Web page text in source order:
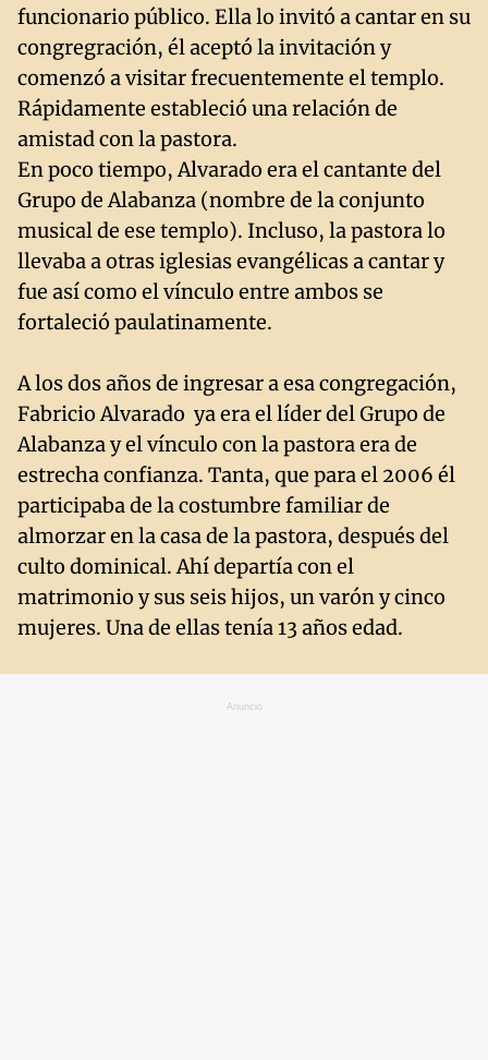
funcionario público. Ella lo invitó a cantar en su
congregración, él aceptó la invitación y
comenzó a visitar frecuentemente el templo.
Rápidamente estableció una relación de
amistad con la pastora.
En poco tiempo, Alvarado era el cantante del
Grupo de Alabanza (nombre de la conjunto
musical de ese templo). Incluso, la pastora lo
llevaba a otras iglesias evangélicas a cantar y
fue así como el vínculo entre ambos se
fortaleció paulatinamente.
A los dos años de ingresar a esa congregación,
Fabricio Alvarado ya era el líder del Grupo de
Alabanza y el vínculo con la pastora era de
estrecha confianza. Tanta, que para el 2006 él
participaba de la costumbre familiar de
almorzar en la casa de la pastora, después del
culto dominical. Ahí departía con el
matrimonio y sus seis hijos, un varón y cinco
mujeres. Una de ellas tenía 13 años edad.
Anuncio